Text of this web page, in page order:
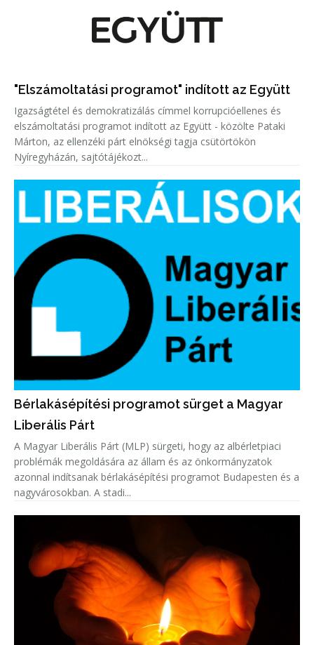
"Elszámoltatási programot" indított az Együtt
Igazságtétel és demokratizálás címmel korrupcióellenes és
elszámoltatási programot indított az Együtt - közölte Pataki
Márton, az ellenzéki párt elnökségi tagja csütörtökön
Nyíregyházán, sajtótájékozt...
Bérlakásépítési programot sürget a Magyar
Liberális Párt
A Magyar Liberális Párt (MLP) sürgeti, hogy az albérletpiaci
problémák megoldására az állam és az önkormányzatok
azonnal indítsanak bérlakásépítési programot Budapesten és a
nagyvárosokban. A stadi...